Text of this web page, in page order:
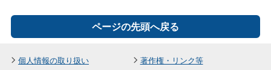
ページの先頭へ戻る
個人情報の取り扱い
著作権・リンク等